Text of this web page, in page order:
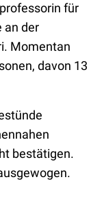
für
an der
Momentan
davon 13
bestätigen.